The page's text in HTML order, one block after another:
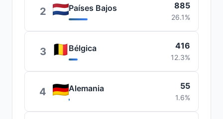
2 Países Bajos 885
26.1%
3 Bélgica 416
12.3%
4 Alemania 55
1.6%